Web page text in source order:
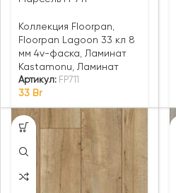
Коллекция Floorpan
Floorpan Lagoon 33 кл 8
мм 4v-фаска
Ламинат
Kastamonu
Ламинат
Артикул: FP711
33 Br